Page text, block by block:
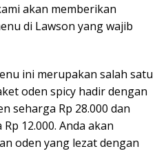
akan memberikan
di Lawson yang wajib
ini merupakan salah satu
oden spicy hadir dengan
seharga Rp 28.000 dan
12.000. Anda akan
oden yang lezat dengan